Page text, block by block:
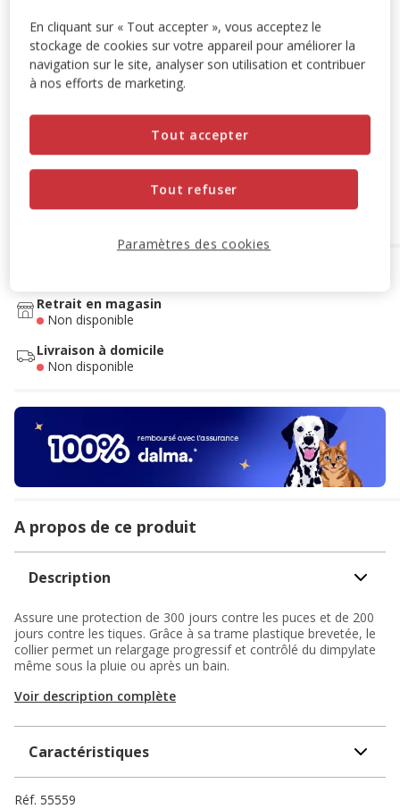
- sous présentation d'un justificatif
d'achat, dans le cadre de la souscription au forfait Bien-Être,
sous réserve du plafond disponible.Souscrire
Temporairement en rupture de stock
Découvrir des produits similaires
Retrait en magasin
Non disponible
Livraison à domicile
Non disponible
A propos de ce produit
Description
Assure une protection de 300 jours contre les puces et de 200
jours contre les tiques. Grâce à sa trame plastique brevetée, le
collier permet un relargage progressif et contrôlé du dimpylate
même sous la pluie ou après un bain.
Voir description complète
Caractéristiques
Réf. 55559
En cliquant sur « Tout accepter », vous acceptez le
stockage de cookies sur votre appareil pour améliorer la
navigation sur le site, analyser son utilisation et contribuer
à nos efforts de marketing.
Tout refuser
Tout accepter
Paramètres des cookies